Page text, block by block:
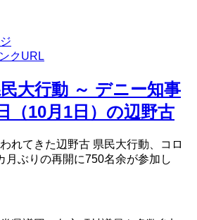
クURL
大行動 ～ デニー知事
（10月1日）の辺野古
れてきた辺野古 県民大行動、コロ
月ぶりの再開に750名余が参加し